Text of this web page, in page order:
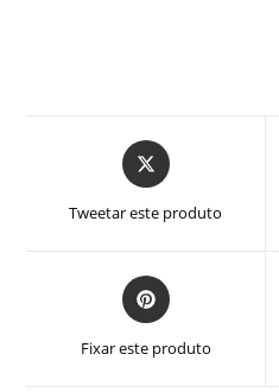
Abre
em
nova
Tweetar este produto
Abre
em
nova
Fixar este produto